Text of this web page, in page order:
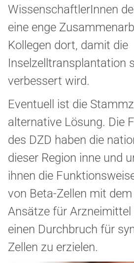
WissenschaftlerInnen
eine enge
Kollegen dort, damit die
Inselzelltransplantation
verbessert wird.
Eventuell ist die
alternative Lösung. Die
des DZD haben die
dieser Region inne und
ihnen die
von Beta-Zellen mit
Ansätze für Arzneimittel
einen Durchbruch für
Zellen zu erzielen.